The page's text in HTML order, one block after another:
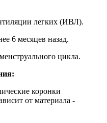
легких (ИВЛ).
6 месяцев назад.
цикла.
коронки
от материала -